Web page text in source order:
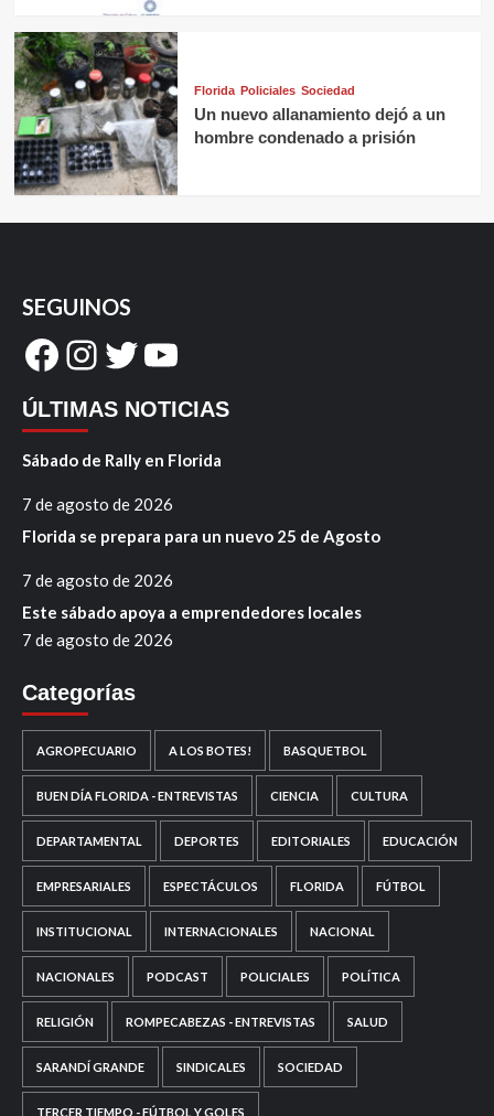
Florida Policiales Sociedad
Un nuevo allanamiento dejó a un
hombre condenado a prisión
SEGUINOS
Facebook
Instagram
Twitter
YouTube
ÚLTIMAS NOTICIAS
Sábado de Rally en Florida
7 de agosto de 2026
Florida se prepara para un nuevo 25 de Agosto
7 de agosto de 2026
Este sábado apoya a emprendedores locales
7 de agosto de 2026
Categorías
AGROPECUARIO A LOS BOTES! BASQUETBOL
BUEN DÍA FLORIDA - ENTREVISTAS CIENCIA CULTURA
DEPARTAMENTAL DEPORTES EDITORIALES EDUCACIÓN
EMPRESARIALES ESPECTÁCULOS FLORIDA FÚTBOL
INSTITUCIONAL INTERNACIONALES NACIONAL
NACIONALES PODCAST POLICIALES POLÍTICA
RELIGIÓN ROMPECABEZAS - ENTREVISTAS SALUD
SARANDÍ GRANDE SINDICALES SOCIEDAD
TERCER TIEMPO - FÚTBOL Y GOLES